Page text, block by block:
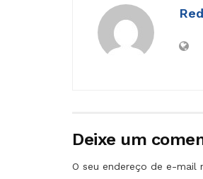
Deixe um
O seu endereço de e-mail